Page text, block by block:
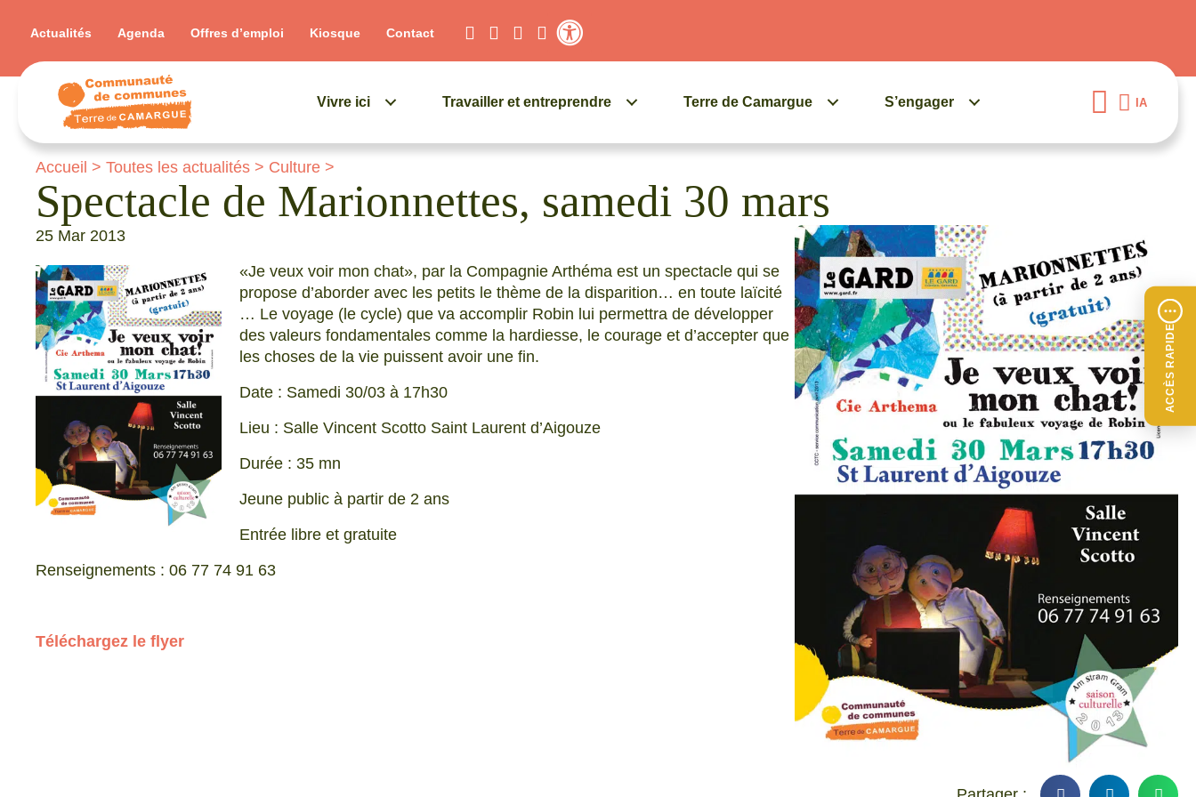
ACCÈS RAPIDE
Actualités Agenda Offres d’emploi Kiosque
Contact
Vivre ici Travailler et entreprendre Terre de Camargue S’engager IA
Accueil > Toutes les actualités > Culture >
Spectacle de Marionnettes, samedi 30 mars
25 Mar 2013
«Je veux voir mon chat», par la Compagnie Arthéma est un spectacle qui se
propose d’aborder avec les petits le thème de la disparition… en toute laïcité
… Le voyage (le cycle) que va accomplir Robin lui permettra de développer
des valeurs fondamentales comme la hardiesse, le courage et d’accepter que
les choses de la vie puissent avoir une fin.
Date : Samedi 30/03 à 17h30
Lieu : Salle Vincent Scotto Saint Laurent d’Aigouze
Durée : 35 mn
Jeune public à partir de 2 ans
Entrée libre et gratuite
Renseignements : 06 77 74 91 63
Téléchargez le flyer